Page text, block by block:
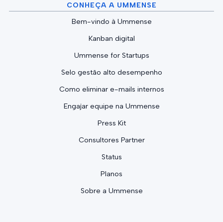
CONHEÇA A UMMENSE
Bem-vindo à Ummense
Kanban digital
Ummense for Startups
Selo gestão alto desempenho
Como eliminar e-mails internos
Engajar equipe na Ummense
Press Kit
Consultores Partner
Status
Planos
Sobre a Ummense